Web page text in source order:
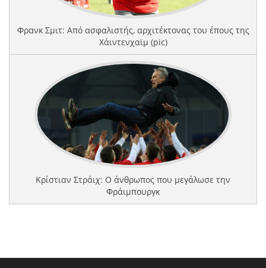
Φρανκ Σμιτ: Από ασφαλιστής, αρχιτέκτονας του έπους της
Χάιντενχαϊμ (pic)
Κρίστιαν Στράιχ: Ο άνθρωπος που μεγάλωσε την
Φράιμπουργκ